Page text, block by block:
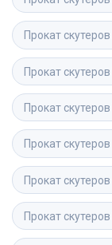
Прокат скутеров
Прокат скутеров
Прокат скутеров
Прокат скутеров
Прокат скутеров
Прокат скутеров